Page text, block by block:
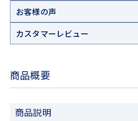
お客様の声
カスタマーレビュー
商品概要
商品説明